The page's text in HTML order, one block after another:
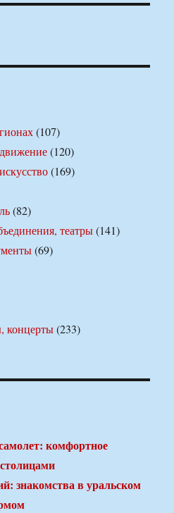
(107)
(120)
(169)
(82)
театры(141)
(69)
концерты(233)
комфортное
знакомства в уральском